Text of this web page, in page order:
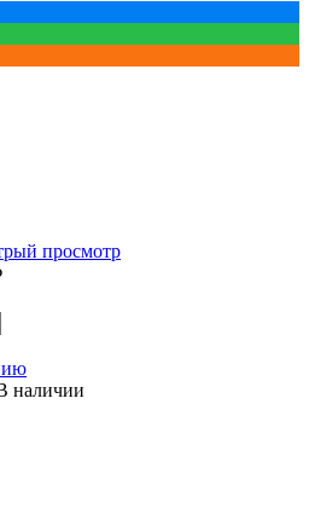
просмотр
наличии